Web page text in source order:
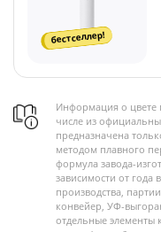
бестселлер!
Информация о цвете
числе из
предназначена
методом плавного
формула завода-
зависимости от года
производства,
конвейер, УФ-
отдельные элементы